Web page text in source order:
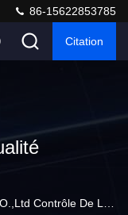
86-15622853785
Citation